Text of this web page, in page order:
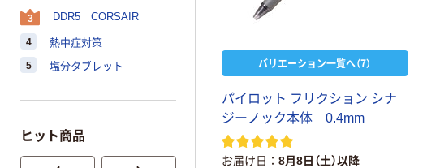
バリエーション一覧へ（7）
パイ ロ ッ ト フ リ クシ ョ ン シナ
ジー ノ ック本体 0.4mm
お届け日 8月8日（土）以降
3 DDR5 CORSAIR
4 熱中症対策
5 塩分タブレット
ヒット商品